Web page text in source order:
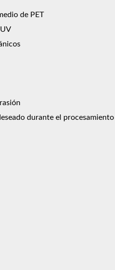
de PET
durante el procesamiento